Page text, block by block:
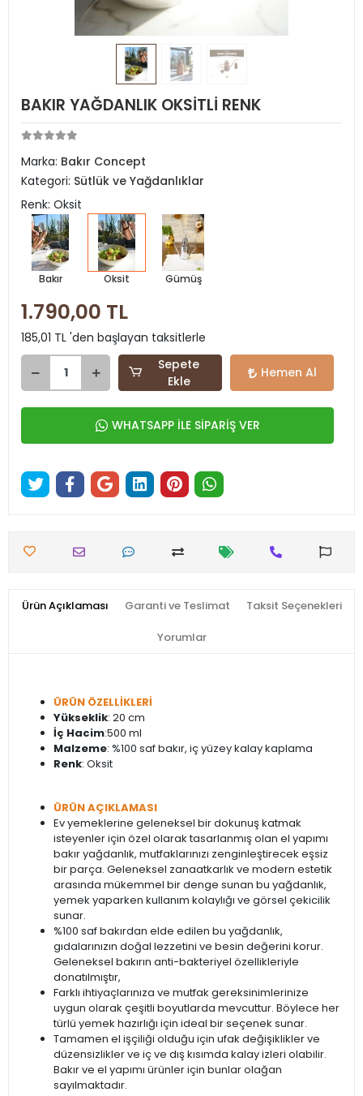
BAKIR YAĞDANLIK OKSİTLİ RENK
Marka: Bakır Concept
Kategori: Sütlük ve Yağdanlıklar
Renk: Oksit
Bakır Oksit Gümüş
1.790,00 TL
185,01 TL 'den başlayan taksitlerle
Sepete
Ekle
Hemen Al
WHATSAPP İLE SİPARİŞ VER
Ürün Açıklaması Garanti ve Teslimat Taksit Seçenekleri
Yorumlar
ÜRÜN ÖZELLİKLERİ
Yükseklik: 20 cm
İç Hacim:500 ml
Malzeme: %100 saf bakır, iç yüzey kalay kaplama
Renk: Oksit
ÜRÜN AÇIKLAMASI
Ev yemeklerine geleneksel bir dokunuş katmak
isteyenler için özel olarak tasarlanmış olan el yapımı
bakır yağdanlık, mutfaklarınızı zenginleştirecek eşsiz
bir parça. Geleneksel zanaatkarlık ve modern estetik
arasında mükemmel bir denge sunan bu yağdanlık,
yemek yaparken kullanım kolaylığı ve görsel çekicilik
sunar.
%100 saf bakırdan elde edilen bu yağdanlık,
gıdalarınızın doğal lezzetini ve besin değerini korur.
Geleneksel bakırın anti-bakteriyel özellikleriyle
donatılmıştır,
Farklı ihtiyaçlarınıza ve mutfak gereksinimlerinize
uygun olarak çeşitli boyutlarda mevcuttur. Böylece her
türlü yemek hazırlığı için ideal bir seçenek sunar.
Tamamen el işçiliği olduğu için ufak değişiklikler ve
düzensizlikler ve iç ve dış kısımda kalay izleri olabilir.
Bakır ve el yapımı ürünler için bunlar olağan
sayılmaktadır.